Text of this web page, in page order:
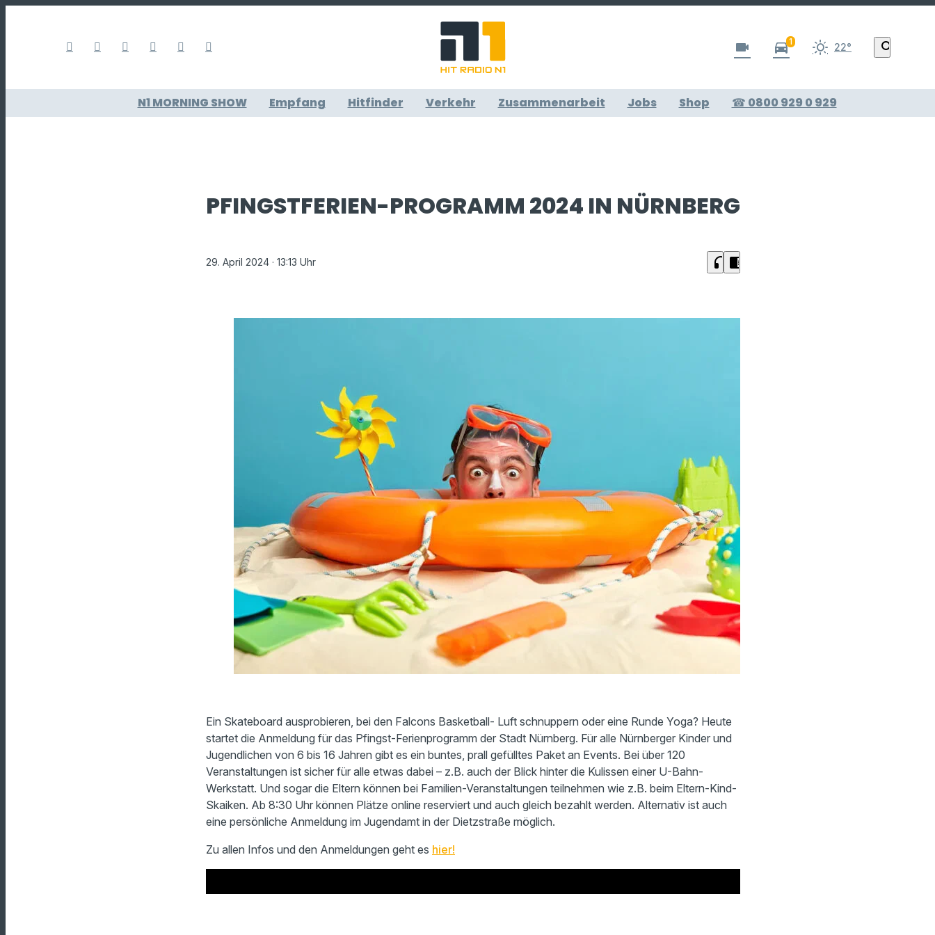
videocam directions_car1 22° search
N1 MORNING SHOW Empfang Hitfinder Verkehr Zusammenarbeit Jobs Shop ☎ 0800 929 0 929
PFINGSTFERIEN-PROGRAMM 2024 IN NÜRNBERG
29. April 2024 · 13:13 Uhr headphones chrome_reader_mode
Ein Skateboard ausprobieren, bei den Falcons Basketball- Luft schnuppern oder eine Runde Yoga? Heute
startet die Anmeldung für das Pfingst-Ferienprogramm der Stadt Nürnberg. Für alle Nürnberger Kinder und
Jugendlichen von 6 bis 16 Jahren gibt es ein buntes, prall gefülltes Paket an Events. Bei über 120
Veranstaltungen ist sicher für alle etwas dabei – z.B. auch der Blick hinter die Kulissen einer U-Bahn-
Werkstatt. Und sogar die Eltern können bei Familien-Veranstaltungen teilnehmen wie z.B. beim Eltern-Kind-
Skaiken. Ab 8:30 Uhr können Plätze online reserviert und auch gleich bezahlt werden. Alternativ ist auch
eine persönliche Anmeldung im Jugendamt in der Dietzstraße möglich.
Zu allen Infos und den Anmeldungen geht es hier!